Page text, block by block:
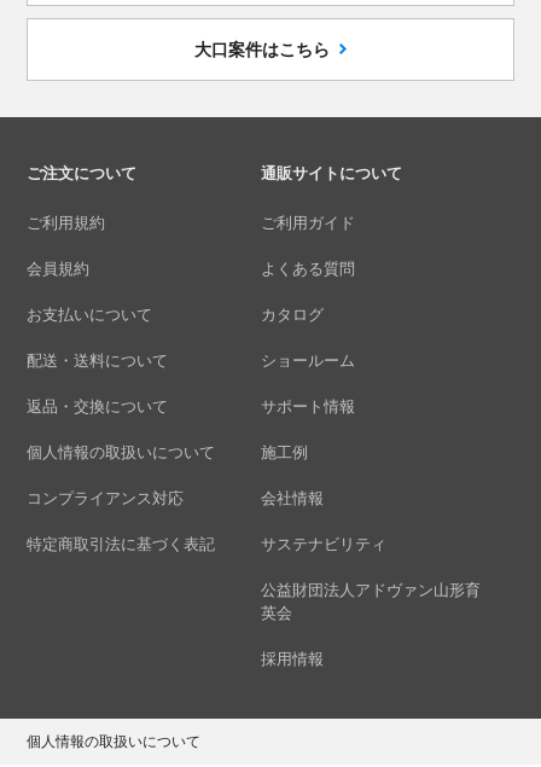
大口案件はこちら
ご注文について
ご利用規約
会員規約
お支払いについて
配送・送料について
返品・交換について
個人情報の取扱いについて
コンプライアンス対応
特定商取引法に基づく表記
通販サイトについて
ご利用ガイド
よくある質問
カタログ
ショールーム
サポート情報
施工例
会社情報
サステナビリティ
公益財団法人アドヴァン山形育
英会
採用情報
個人情報の取扱いについて